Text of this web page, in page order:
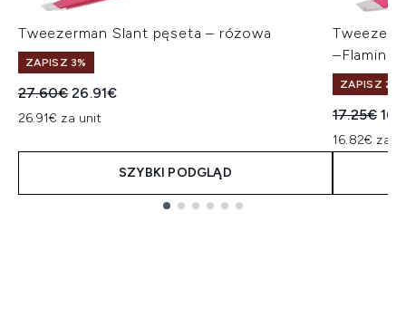
Tweezerman Slant pęseta – różowa
ZAPISZ 3%
Sugerowana cena detaliczna:
27.60€Aktualna cena:
26.91€
26.91€ za unit
SZYBKI PODGLĄD
ZAPISZ 2%
17.25€
16.82€ za